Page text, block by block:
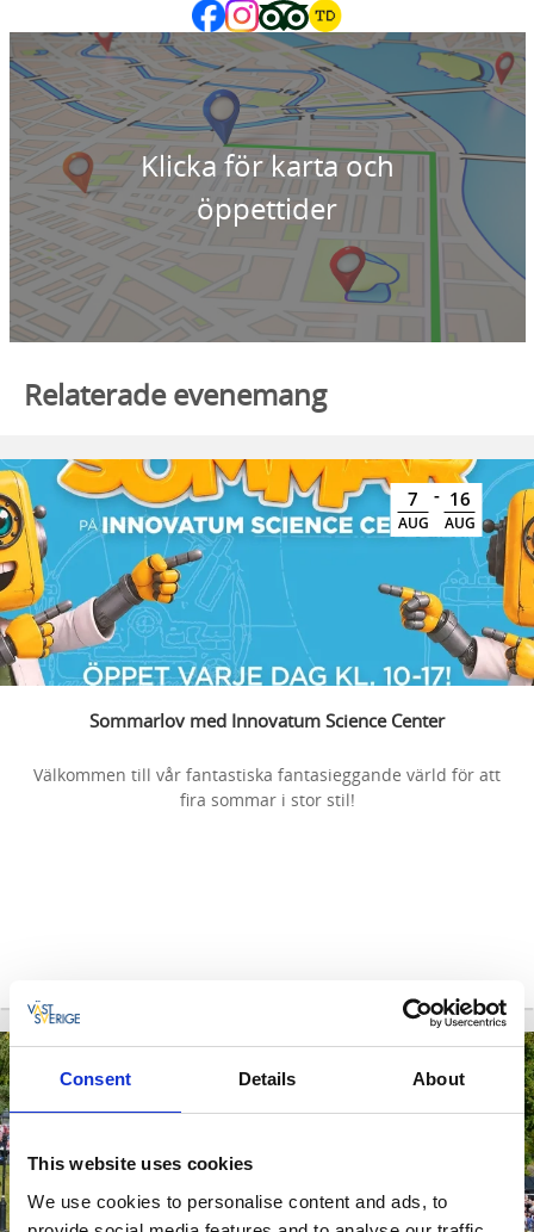
Consent Details About
This website uses cookies
We use cookies to personalise content and ads, to
Klicka för karta och
öppettider
Relaterade evenemang
7
AUG
- 16
AUG
Sommarlov med Innovatum Science Center
Välkommen till vår fantastiska fantasieggande värld för att
fira sommar i stor stil!
12 13